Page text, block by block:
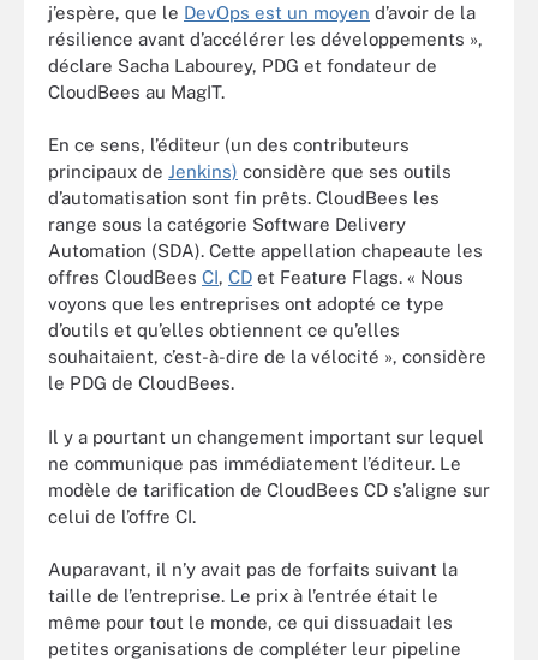
j’espère, que le DevOps est un moyen d’avoir de la
résilience avant d’accélérer les développements »,
déclare Sacha Labourey, PDG et fondateur de
CloudBees au MagIT.
En ce sens, l’éditeur (un des contributeurs
principaux de Jenkins) considère que ses outils
d’automatisation sont fin prêts. CloudBees les
range sous la catégorie Software Delivery
Automation (SDA). Cette appellation chapeaute les
offres CloudBees CI, CD et Feature Flags. « Nous
voyons que les entreprises ont adopté ce type
d’outils et qu’elles obtiennent ce qu’elles
souhaitaient, c’est-à-dire de la vélocité », considère
le PDG de CloudBees.
Il y a pourtant un changement important sur lequel
ne communique pas immédiatement l’éditeur. Le
modèle de tarification de CloudBees CD s’aligne sur
celui de l’offre CI.
Auparavant, il n’y avait pas de forfaits suivant la
taille de l’entreprise. Le prix à l’entrée était le
même pour tout le monde, ce qui dissuadait les
petites organisations de compléter leur pipeline